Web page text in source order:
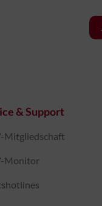
& Support
Mitgliedschaft
Monitor